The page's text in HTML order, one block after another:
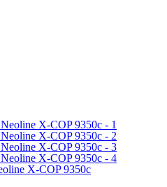
X-COP 9350c